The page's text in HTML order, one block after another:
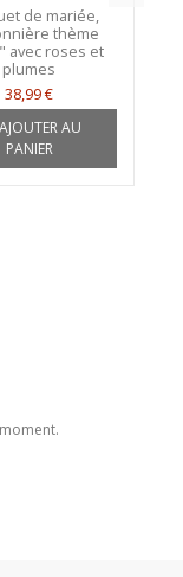
de mariée,
thème
roses et
plumes
38,99 €
AJOUTER AU
PANIER